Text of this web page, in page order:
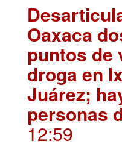
Oaxaca
puntos de
droga en
Juárez;
personas
12:59